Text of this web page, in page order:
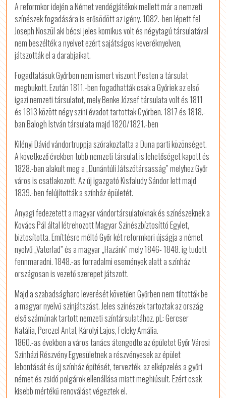
A reformkor idején a Német vendégjátékok mellett már a nemzeti
színészek fogadására is erősödött az igény. 1082.-ben lépett fel
Joseph Noszül aki bécsi jeles komikus volt és négytagú társulatával
nem beszélték a nyelvet ezért sajátságos keveréknyelven,
játszották el a darabjaikat.
Fogadtatásuk Győrben nem ismert viszont Pesten a társulat
megbukott. Ezután 1811.-ben fogadhatták csak a Győriek az első
igazi nemzeti társulatot, mely Benke József társulata volt és 1811
és 1813 között négy színi évadot tartottak Győrben. 1817 és 1818.-
ban Balogh István társulata majd 1820/1821.-ben
Kilényi Dávid vándortruppja szórakoztatta a Duna parti közönséget.
A következő években több nemzeti társulat is lehetőséget kapott és
1828.-ban alakult meg a „Dunántúli Játszótársasság” melyhez Győr
város is csatlakozott. Az új igazgató Kisfaludy Sándor lett majd
1839.-ben felújították a színház épületét.
Anyagi fedezetett a magyar vándortársulatoknak és színészeknek a
Kovács Pál által létrehozott Magyar Színészbíztosíttó Egylet,
biztosította. Emíttésre méltó Győr két reformkori újságja a német
nyelvű „Vaterlad” és a magyar „Hazánk” mely 1846- 1848. ig tudott
fennmaradni. 1848.-as forradalmi események alatt a színház
országosan is vezető szerepet játszott.
Majd a szabadságharc leverését követően Győrben nem tiltották be
a magyar nyelvű színjátszást. Jeles színészek tartoztak az ország
első számúnak tartott nemzeti színtársulatához. pL: Gercser
Natália, Perczel Antal, Károlyi Lajos, Feleky Amália.
1860.-as években a város tanács átengedte az épületet Győr Városi
Színházi Részvény Egyesületnek a részvényesek az épület
lebontását és új színház építését, tervezték, az elképzelés a győri
német és zsidó polgárok ellenállása miatt meghiúsult. Ezért csak
kisebb mértékű renoválást végeztek el.